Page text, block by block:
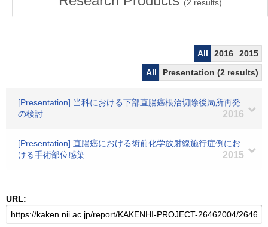
(2 results)
All 2016
2015
All
Presentation (2 results)
[Presentation] 当科における下部直腸癌根治切除後局所再発
の検討
2016
[Presentation] 直腸癌における術前化学放射線施行症例にお
ける手術部位感染
2015
URL: